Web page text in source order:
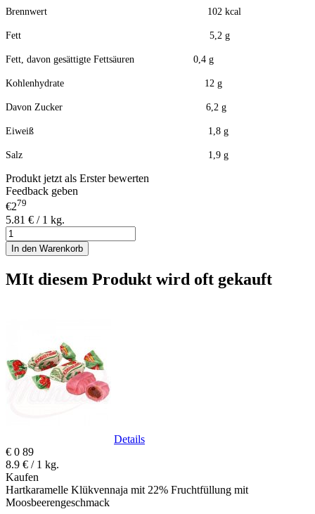
Brennwert 102 kcal
Fett 5,2 g
Fett, davon gesättigte Fettsäuren 0,4 g
Kohlenhydrate 12 g
Davon Zucker 6,2 g
Eiweiß 1,8 g
Salz 1,9 g
Produkt jetzt als Erster bewerten
Feedback geben
€279
5.81 € / 1 kg.
In den Warenkorb
MIt diesem Produkt wird oft gekauft
Details
€ 0 89
8.9 € / 1 kg.
Kaufen
Hartkaramelle Klükvennaja mit 22% Fruchtfüllung mit
Moosbeerengeschmack